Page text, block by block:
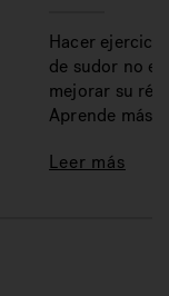
Hacer
de sudor no
mejorar su
Aprende más.
Leer más